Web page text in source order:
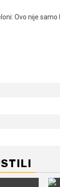
Ovo nije samo